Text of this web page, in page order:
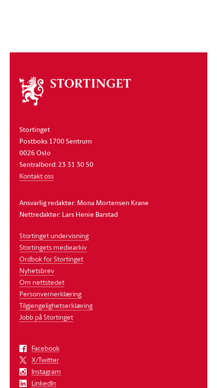
Om
stortinget
Stortinget
Postboks 1700 Sentrum
0026 Oslo
Sentralbord: 23 31 30 50
Kontakt oss
Ansvarlig redaktør: Mona Mortensen Krane
Nettredaktør: Lars Henie Barstad
Stortinget undervisning
Stortingets mediearkiv
Ordbok for Stortinget
Nyhetsbrev
Om nettstedet
Personvernerklæring
Tilgjengelighetserklæring
Jobb på Stortinget
Facebook
X/Twitter
Instagram
LinkedIn